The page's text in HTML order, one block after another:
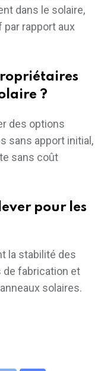
dans le solaire,
rapport aux
?
des options
sans apport initial,
sans coût
pour les
la stabilité des
de fabrication et
solaires.